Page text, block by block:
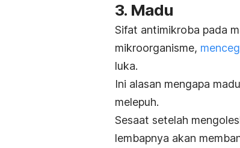
3. Madu
Sifat antimikroba pada
mikroorganisme,
luka.
Ini alasan mengapa
melepuh.
Sesaat setelah
lembapnya akan